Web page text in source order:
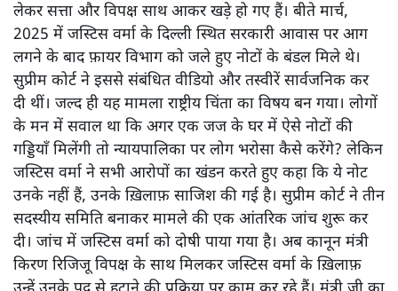
लेकर सत्ता और विपक्ष साथ आकर खड़े हो गए हैं। बीते मार्च,
2025 में जस्टिस वर्मा के दिल्ली स्थित सरकारी आवास पर आग
लगने के बाद फ़ायर विभाग को जले हुए नोटों के बंडल मिले थे।
सुप्रीम कोर्ट ने इससे संबंधित वीडियो और तस्वीरें सार्वजनिक कर
दी थीं। जल्द ही यह मामला राष्ट्रीय चिंता का विषय बन गया। लोगों
के मन में सवाल था कि अगर एक जज के घर में ऐसे नोटों की
गड्डियाँ मिलेंगी तो न्यायपालिका पर लोग भरोसा कैसे करेंगे? लेकिन
जस्टिस वर्मा ने सभी आरोपों का खंडन करते हुए कहा कि ये नोट
उनके नहीं हैं, उनके ख़िलाफ़ साजिश की गई है। सुप्रीम कोर्ट ने तीन
सदस्यीय समिति बनाकर मामले की एक आंतरिक जांच शुरू कर
दी। जांच में जस्टिस वर्मा को दोषी पाया गया है। अब कानून मंत्री
किरण रिजिजू विपक्ष के साथ मिलकर जस्टिस वर्मा के ख़िलाफ़